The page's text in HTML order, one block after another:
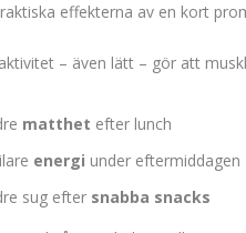
effekterna av en kort
– även lätt – gör att
matthet efter lunch
energi under eftermiddagen
sug efter snabba snacks